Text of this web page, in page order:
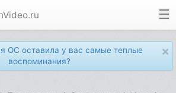
×
ОС оставила у вас самые теплые
воспоминания?